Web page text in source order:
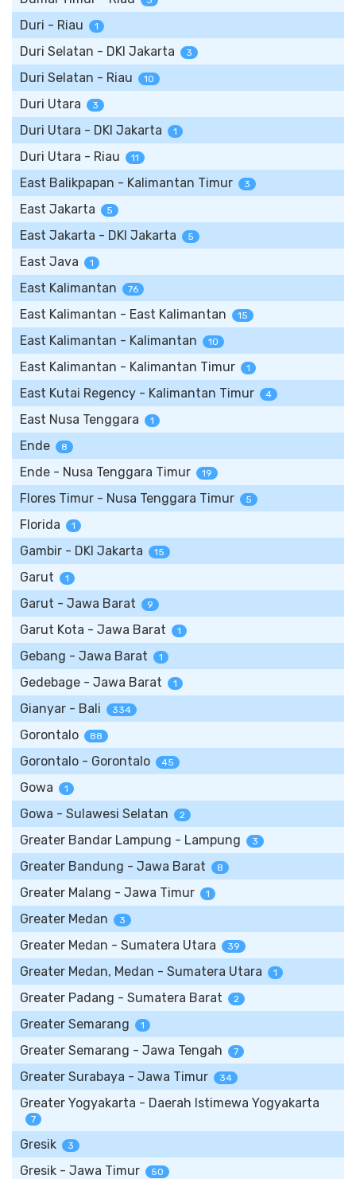
Duri - Riau 1
Duri Selatan - DKI Jakarta 3
Duri Selatan - Riau 10
Duri Utara 3
Duri Utara - DKI Jakarta 1
Duri Utara - Riau 11
East Balikpapan - Kalimantan Timur 3
East Jakarta 5
East Jakarta - DKI Jakarta 5
East Java 1
East Kalimantan 76
East Kalimantan - East Kalimantan 15
East Kalimantan - Kalimantan 10
East Kalimantan - Kalimantan Timur 1
East Kutai Regency - Kalimantan Timur 4
East Nusa Tenggara 1
Ende 8
Ende - Nusa Tenggara Timur 19
Flores Timur - Nusa Tenggara Timur 5
Florida 1
Gambir - DKI Jakarta 15
Garut 1
Garut - Jawa Barat 9
Garut Kota - Jawa Barat 1
Gebang - Jawa Barat 1
Gedebage - Jawa Barat 1
Gianyar - Bali 334
Gorontalo 88
Gorontalo - Gorontalo 45
Gowa 1
Gowa - Sulawesi Selatan 2
Greater Bandar Lampung - Lampung 3
Greater Bandung - Jawa Barat 8
Greater Malang - Jawa Timur 1
Greater Medan 3
Greater Medan - Sumatera Utara 39
Greater Medan, Medan - Sumatera Utara 1
Greater Padang - Sumatera Barat 2
Greater Semarang 1
Greater Semarang - Jawa Tengah 7
Greater Surabaya - Jawa Timur 34
Greater Yogyakarta - Daerah Istimewa Yogyakarta
7
Gresik 3
Gresik - Jawa Timur 50